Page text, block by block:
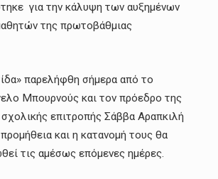
για την κάλυψη των αυξημένων
της πρωτοβάθμιας
παρελήφθη σήμερα από το
Μπουρνούς και τον πρόεδρο της
επιτροπής Σάββα Αραπκιλή
και η κατανομή τους θα
τις αμέσως επόμενες ημέρες.